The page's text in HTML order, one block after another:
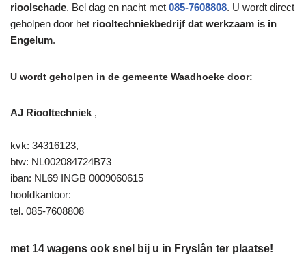
rioolschade. Bel dag en nacht met 085-7608808. U wordt direct
geholpen door het riooltechniekbedrijf dat werkzaam is in
Engelum.
U wordt geholpen in de gemeente Waadhoeke door:
AJ Riooltechniek ,
kvk: 34316123,
btw: NL002084724B73
iban: NL69 INGB 0009060615
hoofdkantoor:
tel. 085-7608808
met 14 wagens ook snel bij u in Fryslân ter plaatse!